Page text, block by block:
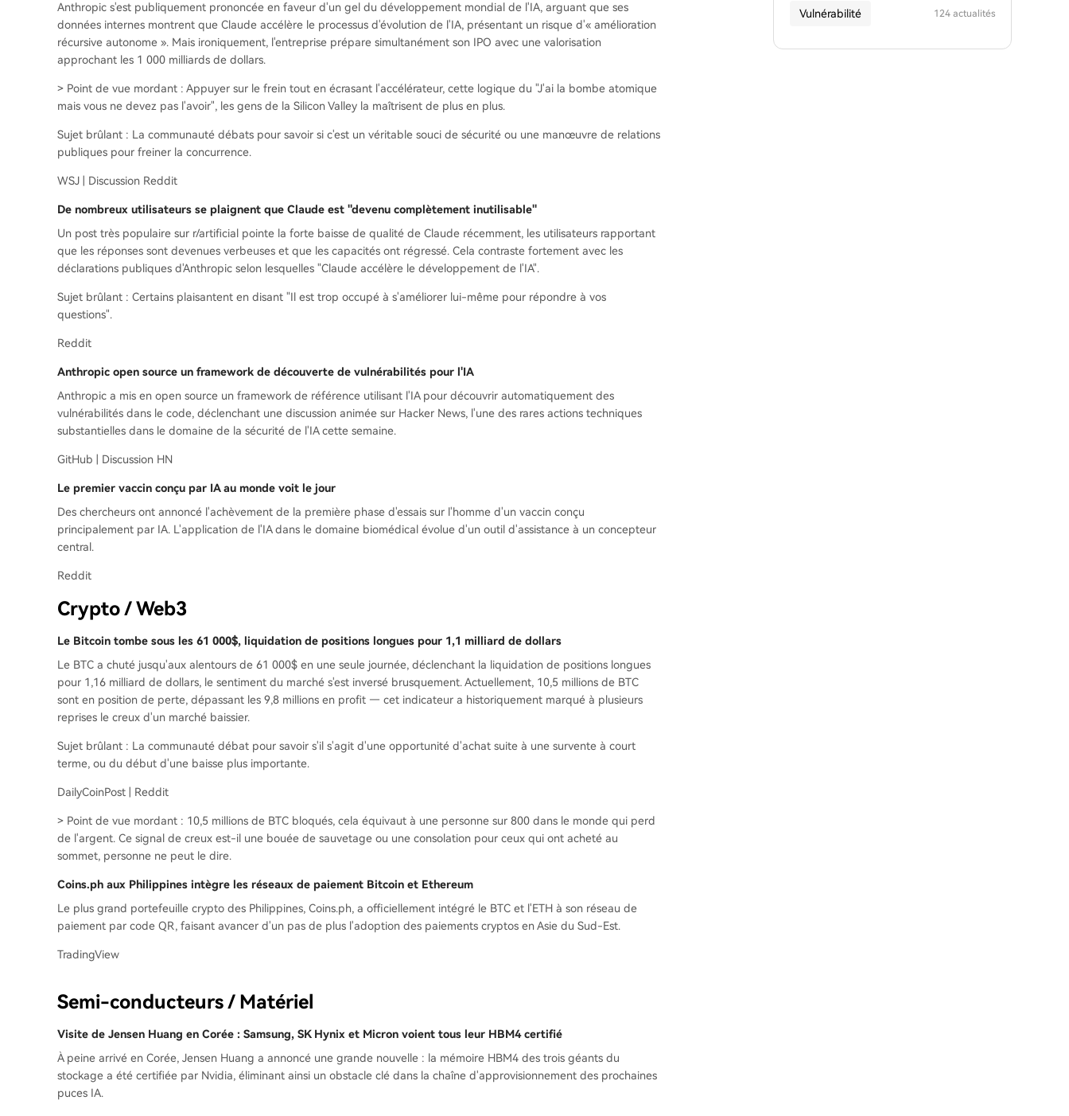
Anthropic s'est publiquement prononcée en faveur d'un gel du développement mondial de l'IA, arguant que ses
données internes montrent que Claude accélère le processus d'évolution de l'IA, présentant un risque d'« amélioration
récursive autonome ». Mais ironiquement, l'entreprise prépare simultanément son IPO avec une valorisation
approchant les 1 000 milliards de dollars.
> Point de vue mordant : Appuyer sur le frein tout en écrasant l'accélérateur, cette logique du "J'ai la bombe atomique
mais vous ne devez pas l'avoir", les gens de la Silicon Valley la maîtrisent de plus en plus.
Sujet brûlant : La communauté débats pour savoir si c'est un véritable souci de sécurité ou une manœuvre de relations
publiques pour freiner la concurrence.
WSJ | Discussion Reddit
De nombreux utilisateurs se plaignent que Claude est "devenu complètement inutilisable"
Un post très populaire sur r/artificial pointe la forte baisse de qualité de Claude récemment, les utilisateurs rapportant
que les réponses sont devenues verbeuses et que les capacités ont régressé. Cela contraste fortement avec les
déclarations publiques d'Anthropic selon lesquelles "Claude accélère le développement de l'IA".
Sujet brûlant : Certains plaisantent en disant "Il est trop occupé à s'améliorer lui-même pour répondre à vos
questions".
Reddit
Anthropic open source un framework de découverte de vulnérabilités pour l'IA
Anthropic a mis en open source un framework de référence utilisant l'IA pour découvrir automatiquement des
vulnérabilités dans le code, déclenchant une discussion animée sur Hacker News, l'une des rares actions techniques
substantielles dans le domaine de la sécurité de l'IA cette semaine.
GitHub | Discussion HN
Le premier vaccin conçu par IA au monde voit le jour
Des chercheurs ont annoncé l'achèvement de la première phase d'essais sur l'homme d'un vaccin conçu
principalement par IA. L'application de l'IA dans le domaine biomédical évolue d'un outil d'assistance à un concepteur
central.
Reddit
Crypto / Web3
Le Bitcoin tombe sous les 61 000$, liquidation de positions longues pour 1,1 milliard de dollars
Le BTC a chuté jusqu'aux alentours de 61 000$ en une seule journée, déclenchant la liquidation de positions longues
pour 1,16 milliard de dollars, le sentiment du marché s'est inversé brusquement. Actuellement, 10,5 millions de BTC
sont en position de perte, dépassant les 9,8 millions en profit — cet indicateur a historiquement marqué à plusieurs
reprises le creux d'un marché baissier.
Sujet brûlant : La communauté débat pour savoir s'il s'agit d'une opportunité d'achat suite à une survente à court
terme, ou du début d'une baisse plus importante.
DailyCoinPost | Reddit
> Point de vue mordant : 10,5 millions de BTC bloqués, cela équivaut à une personne sur 800 dans le monde qui perd
de l'argent. Ce signal de creux est-il une bouée de sauvetage ou une consolation pour ceux qui ont acheté au
sommet, personne ne peut le dire.
Coins.ph aux Philippines intègre les réseaux de paiement Bitcoin et Ethereum
Le plus grand portefeuille crypto des Philippines, Coins.ph, a officiellement intégré le BTC et l'ETH à son réseau de
paiement par code QR, faisant avancer d'un pas de plus l'adoption des paiements cryptos en Asie du Sud-Est.
TradingView
Semi-conducteurs / Matériel
Visite de Jensen Huang en Corée : Samsung, SK Hynix et Micron voient tous leur HBM4 certifié
À peine arrivé en Corée, Jensen Huang a annoncé une grande nouvelle : la mémoire HBM4 des trois géants du
stockage a été certifiée par Nvidia, éliminant ainsi un obstacle clé dans la chaîne d'approvisionnement des prochaines
puces IA.
Vulnérabilité 124 actualités